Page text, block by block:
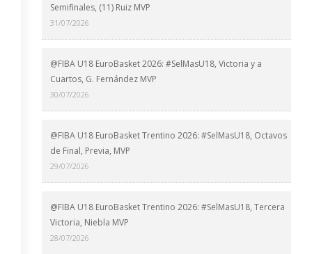
Semifinales, (11) Ruiz MVP
31/07/2026
@FIBA U18 EuroBasket 2026: #SelMasU18, Victoria y a
Cuartos, G. Fernández MVP
30/07/2026
@FIBA U18 EuroBasket Trentino 2026: #SelMasU18, Octavos
de Final, Previa, MVP
29/07/2026
@FIBA U18 EuroBasket Trentino 2026: #SelMasU18, Tercera
Victoria, Niebla MVP
28/07/2026